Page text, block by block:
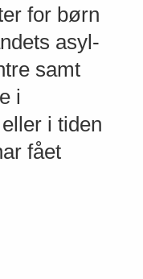
for børn
asyl-
samt
i
i tiden
fået